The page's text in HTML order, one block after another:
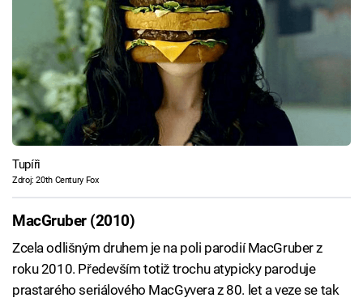
Tupíři
Zdroj: 20th Century Fox
MacGruber (2010)
Zcela odlišným druhem je na poli parodií MacGruber z
roku 2010. Především totiž trochu atypicky paroduje
prastarého seriálového MacGyvera z 80. let a veze se tak